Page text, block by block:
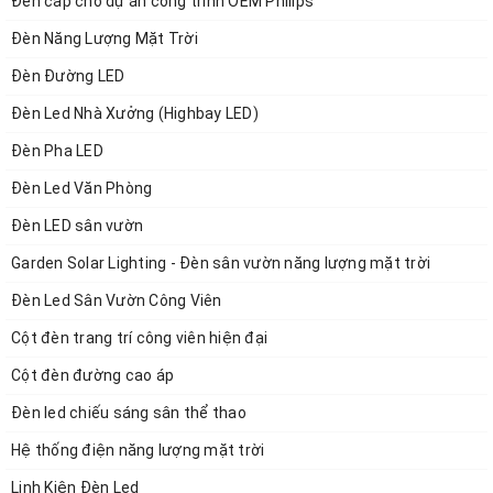
Đèn Năng Lượng Mặt Trời
Đèn Đường LED
Đèn Led Nhà Xưởng (Highbay LED)
Đèn Pha LED
Đèn Led Văn Phòng
Đèn LED sân vườn
Garden Solar Lighting - Đèn sân vườn năng lượng mặt trời
Đèn Led Sân Vườn Công Viên
Cột đèn trang trí công viên hiện đại
Cột đèn đường cao áp
Đèn led chiếu sáng sân thể thao
Hệ thống điện năng lượng mặt trời
Linh Kiện Đèn Led